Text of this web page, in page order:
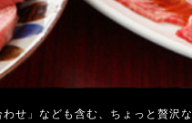
せ」なども含む、ちょっと贅